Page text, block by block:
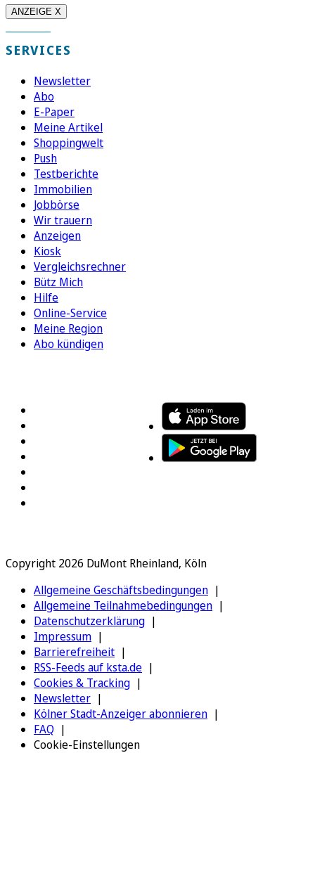
ANZEIGE X
SERVICES
Newsletter
Abo
E-Paper
Meine Artikel
Shoppingwelt
Push
Testberichte
Immobilien
Jobbörse
Wir trauern
Anzeigen
Kiosk
Vergleichsrechner
Bütz Mich
Hilfe
Online-Service
Meine Region
Abo kündigen
Copyright 2026 DuMont Rheinland, Köln
Allgemeine Geschäftsbedingungen
Allgemeine Teilnahmebedingungen
Datenschutzerklärung
Impressum
Barrierefreiheit
RSS-Feeds auf ksta.de
Cookies & Tracking
Newsletter
Kölner Stadt-Anzeiger abonnieren
FAQ
Cookie-Einstellungen